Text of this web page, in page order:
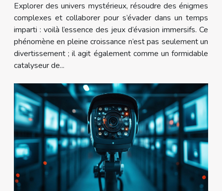
Explorer des univers mystérieux, résoudre des énigmes
complexes et collaborer pour s’évader dans un temps
imparti : voilà l’essence des jeux d’évasion immersifs. Ce
phénomène en pleine croissance n’est pas seulement un
divertissement ; il agit également comme un formidable
catalyseur de...